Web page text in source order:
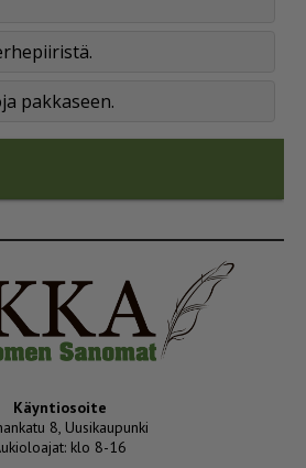
pakkaseen.
Käyntiosoite
8, Uusikaupunki
klo 8-16